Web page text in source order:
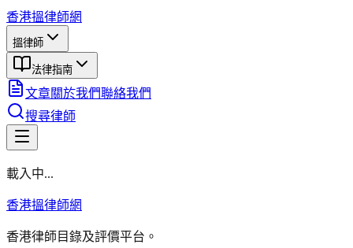
香港搵律師網
搵律師
法律指南
文章關於我們聯絡我們
搜尋律師
載入中...
香港搵律師網
香港律師目錄及評價平台。